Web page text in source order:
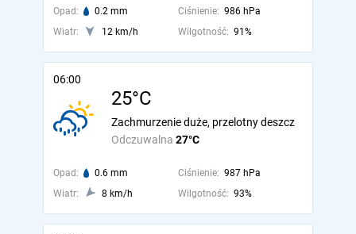
Opad: 0.2 mm Ciśnienie: 986 hPa
Wiatr:
12 km/h Wilgotność: 91%
06:00
25°C
Odczuwalna 27°C
Zachmurzenie duże, przelotny deszcz
Opad: 0.6 mm Ciśnienie: 987 hPa
Wiatr:
8 km/h Wilgotność: 93%